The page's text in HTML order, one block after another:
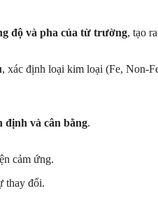
độ và pha của từ trường, tạo
, xác định loại kim loại (Fe, Non-
định và cân bằng.
cảm ứng.
thay đổi.